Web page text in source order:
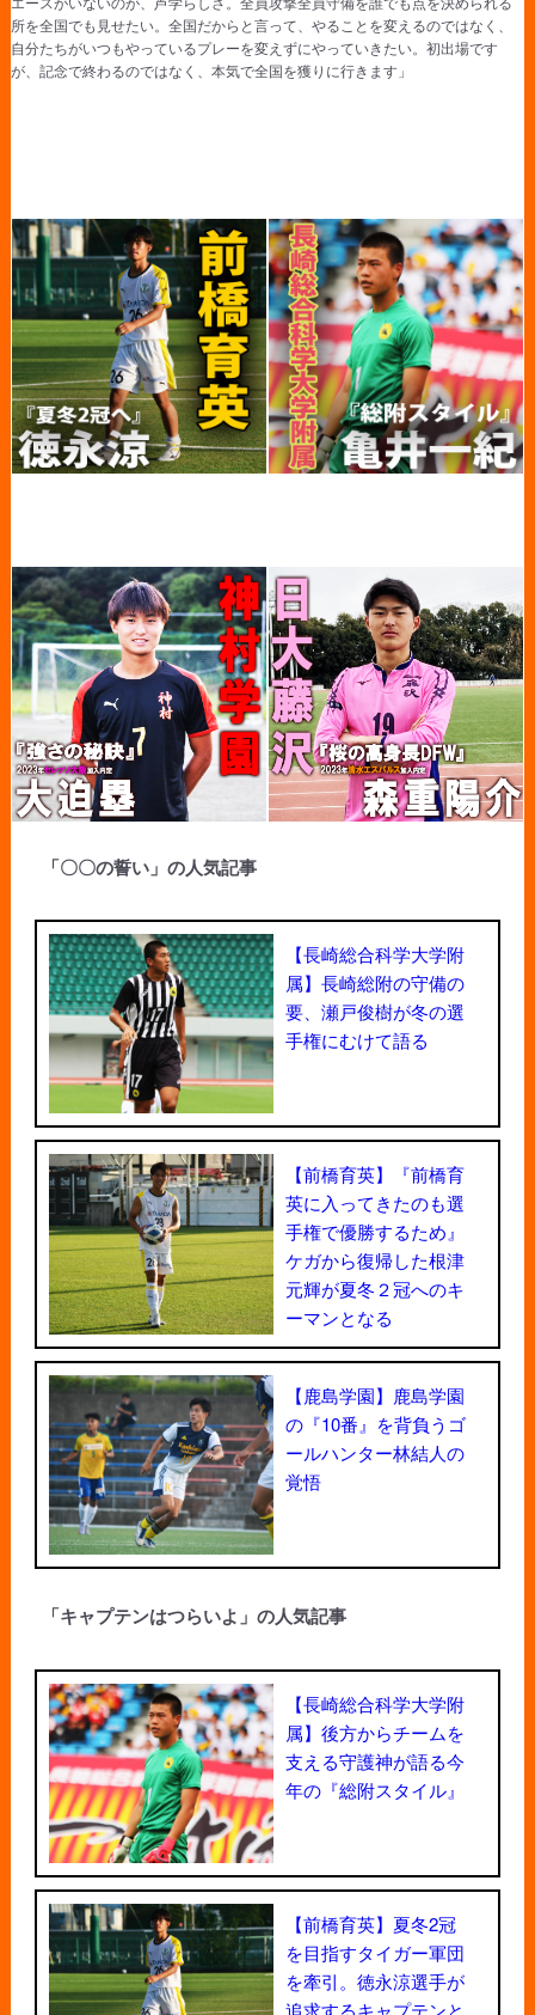
所を全国でも見せたい。全国だからと言って、やることを変えるのではなく、
自分たちがいつもやっているプレーを変えずにやっていきたい。初出場です
が、記念で終わるのではなく、本気で全国を獲りに行きます」
「〇〇の誓い」の人気記事
【長崎総合科学大学附
属】長崎総附の守備の
要、瀬戸俊樹が冬の選
手権にむけて語る
【前橋育英】『前橋育
英に入ってきたのも選
手権で優勝するため』
ケガから復帰した根津
元輝が夏冬２冠へのキ
ーマンとなる
【鹿島学園】鹿島学園
の『10番』を背負うゴ
ールハンター林結人の
覚悟
「キャプテンはつらいよ」の人気記事
【長崎総合科学大学附
属】後方からチームを
支える守護神が語る今
年の『総附スタイル』
【前橋育英】夏冬2冠
を目指すタイガー軍団
を牽引。徳永涼選手が
追求するキャプテンと